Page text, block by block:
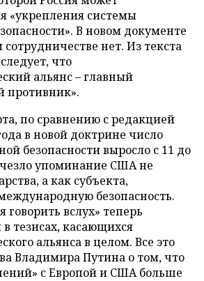
«укрепления системы
В новом документе
нет. Из текста
что
альянс–главный
противник».
по сравнению с редакцией
в новой доктрине число
безопасности выросло с 11 до
упоминание США не
а как субъекта,
безопасность.
говорить вслух» теперь
тезисах, касающихся
альянса в целом. Все это
Владимира Путина о том, что
с Европой и США больше